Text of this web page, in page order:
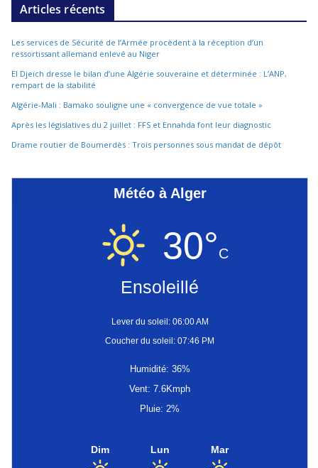
Articles récents
Les services de Sécurité de l’Armée procèdent à la réception d’un
ressortissant allemand enlevé au Niger
El Djeïch dresse le bilan d’une Algérie souveraine et déterminée : L’ANP,
rempart de la stabilité
Algérie-Mali : Bamako souligne une « convergence de vue totale »
Après les législatives du 2 juillet : FFS et Ennahda font leur diagnostic
Drame routier de Boumerdès : Trois personnes sous mandat de dépôt
Météo à Alger
30°C
Ensoleillé
Lever du soleil: 06:00 AM
Coucher du soleil: 07:46 PM
Humidité: 36%
Vent: 7.6Kmph
Pluie: 2%
Dim Lun Mar